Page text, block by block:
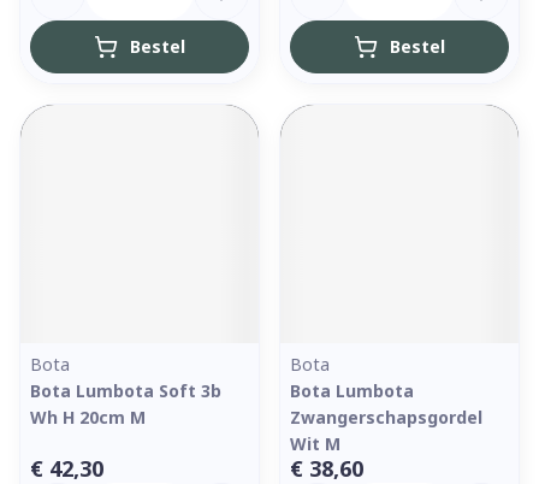
Bestel Bestel
Bota
Bota Lumbota Soft 3b
Wh H 20cm M
€ 42,30
Bota
Bota Lumbota
Zwangerschapsgordel
Wit M
€ 38,60